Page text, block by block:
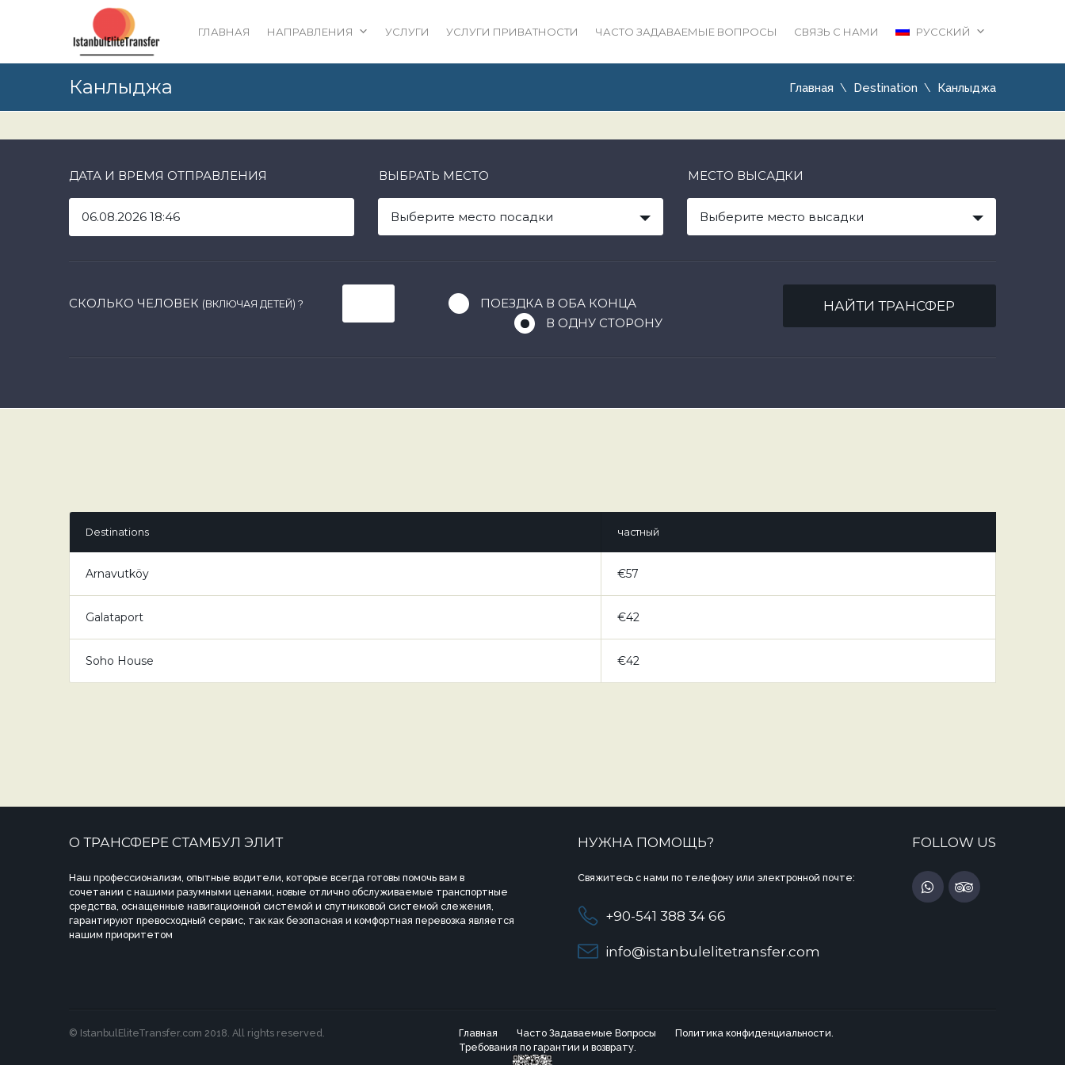
ГЛАВНАЯ НАПРАВЛЕНИЯ УСЛУГИ УСЛУГИ ПРИВАТНОСТИ ЧАСТО ЗАДАВАЕМЫЕ ВОПРОСЫ СВЯЗЬ С НАМИ РУССКИЙ
Канлыджа Главная Destination Канлыджа
ДАТА И ВРЕМЯ ОТПРАВЛЕНИЯ ВЫБРАТЬ МЕСТО
Выберите место посадки
МЕСТО ВЫСАДКИ
Выберите место высадки
СКОЛЬКО ЧЕЛОВЕК (ВКЛЮЧАЯ ДЕТЕЙ) ?
ПОЕЗДКА В ОБА КОНЦА
В ОДНУ СТОРОНУ
НАЙТИ ТРАНСФЕР
Destinations частный
Arnavutköy €57
Galataport €42
Soho House €42
О ТРАНСФЕРЕ СТАМБУЛ ЭЛИТ
Наш профессионализм, опытные водители, которые всегда готовы помочь вам в
сочетании с нашими разумными ценами, новые отлично обслуживаемые транспортные
средства, оснащенные навигационной системой и спутниковой системой слежения,
гарантируют превосходный сервис, так как безопасная и комфортная перевозка является
нашим приоритетом
НУЖНА ПОМОЩЬ?
Свяжитесь с нами по телефону или электронной почте:
+90-541 388 34 66
info@istanbulelitetransfer.com
FOLLOW US
© IstanbulEliteTransfer.com 2018. All rights reserved. Главная Часто Задаваемые Вопросы
Политика конфиденциальности.
Требования по гарантии и возврату.